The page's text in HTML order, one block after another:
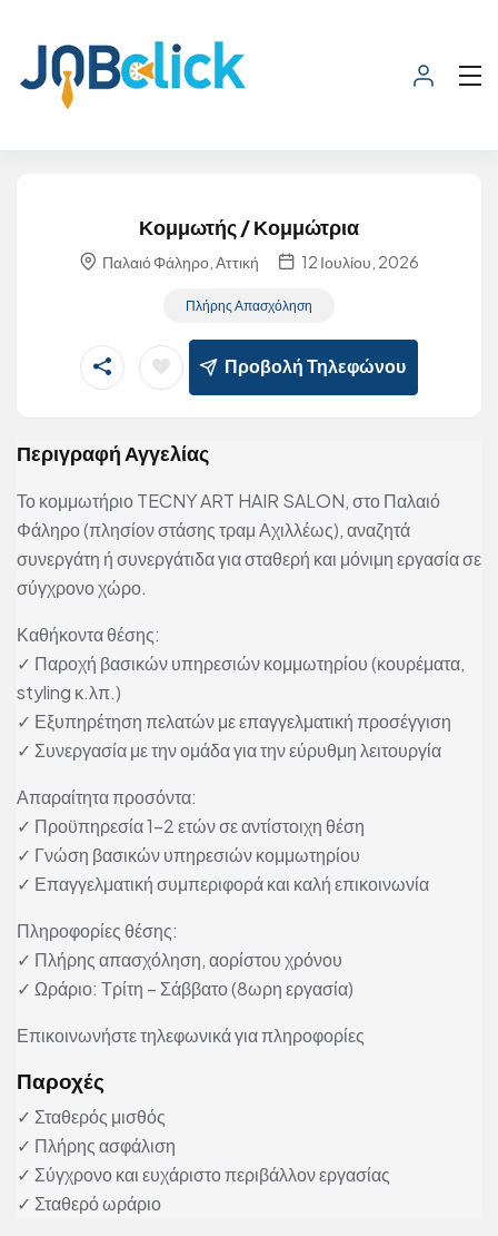
Κομμωτής / Κομμώτρια
Παλαιό Φάληρο, Αττική 12 Ιουλίου, 2026
Πλήρης Απασχόληση
Προβολή Τηλεφώνου
Περιγραφή Αγγελίας
Το κομμωτήριο TECNY ART HAIR SALON, στο Παλαιό
Φάληρο (πλησίον στάσης τραμ Αχιλλέως), αναζητά
συνεργάτη ή συνεργάτιδα για σταθερή και μόνιμη εργασία σε
σύγχρονο χώρο.
Καθήκοντα θέσης:
✓ Παροχή βασικών υπηρεσιών κομμωτηρίου (κουρέματα,
styling κ.λπ.)
✓ Εξυπηρέτηση πελατών με επαγγελματική προσέγγιση
✓ Συνεργασία με την ομάδα για την εύρυθμη λειτουργία
Απαραίτητα προσόντα:
✓ Προϋπηρεσία 1–2 ετών σε αντίστοιχη θέση
✓ Γνώση βασικών υπηρεσιών κομμωτηρίου
✓ Επαγγελματική συμπεριφορά και καλή επικοινωνία
Πληροφορίες θέσης:
✓ Πλήρης απασχόληση, αορίστου χρόνου
✓ Ωράριο: Τρίτη – Σάββατο (8ωρη εργασία)
Επικοινωνήστε τηλεφωνικά για πληροφορίες
Παροχές
✓ Σταθερός μισθός
✓ Πλήρης ασφάλιση
✓ Σύγχρονο και ευχάριστο περιβάλλον εργασίας
✓ Σταθερό ωράριο